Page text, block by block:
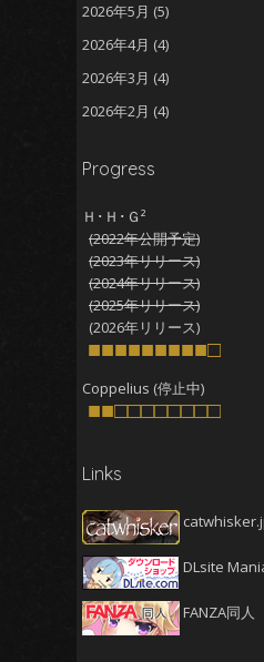
2026年5月 (5)
2026年4月 (4)
2026年3月 (4)
2026年2月 (4)
2025年12月
2025年11月
2025年10月(4)
2025年9月 (4)
2025年8月(5)
2025年7月(4)
(4)
2025年5月(5)
2025年3月
2025年2月(4)
2025年1月(5)
2024年12月(5)
2024年11月(5)
Progress
Ｈ･Ｈ･Ｇ²
(2022年公開予定)
(2023年リリース)
(2024年リリース)
(2025年リリース)
(2026年リリース)
■■■■■■■■■□
Coppelius (停止中)
■■□□□□□□□□
Links
DLsite
FANZA同人